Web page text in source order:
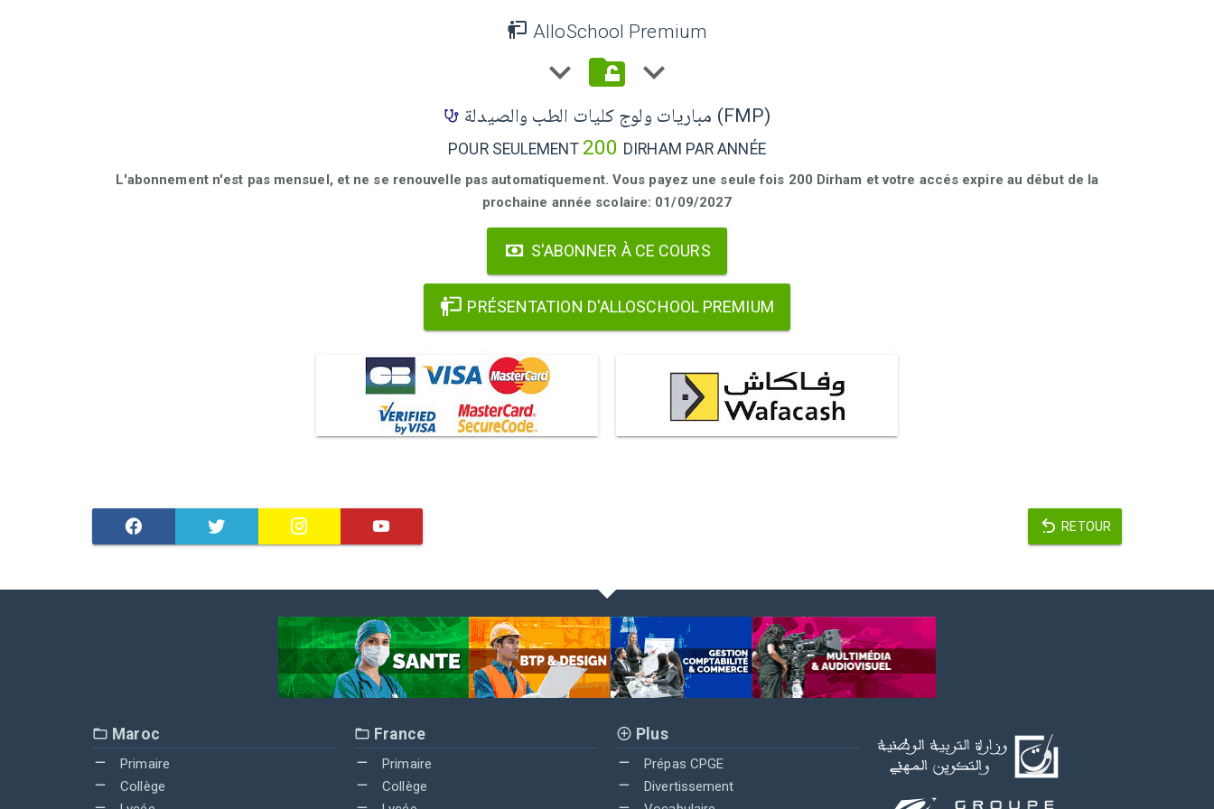
AlloSchool Premium
مباريات ولوج كليات الطب والصيدلة (FMP)
POUR SEULEMENT 200 DIRHAM PAR ANNÉE
L'abonnement n'est pas mensuel, et ne se renouvelle pas automatiquement. Vous payez une seule fois 200 Dirham et votre accés expire au début de la
prochaine année scolaire: 01/09/2027
S'ABONNER À CE COURS
PRÉSENTATION D'ALLOSCHOOL PREMIUM
RETOUR
Maroc
Primaire
Collège
France
Primaire
Collège
Plus
Prépas CPGE
Divertissement